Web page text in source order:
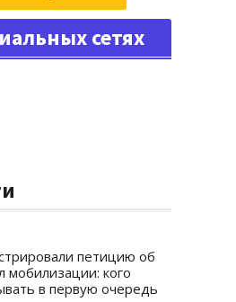
сетях
петицию об
мобилизации: кого
в первую очередь